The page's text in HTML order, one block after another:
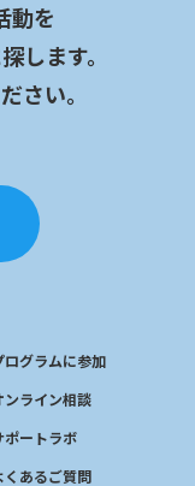
動を
します。
さい。
ログラムに参加
ンライン相談
ポートラボ
くあるご質問